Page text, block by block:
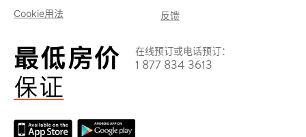
Cookie用法
反馈
在线预订或电话预订：
1 877 834 3613